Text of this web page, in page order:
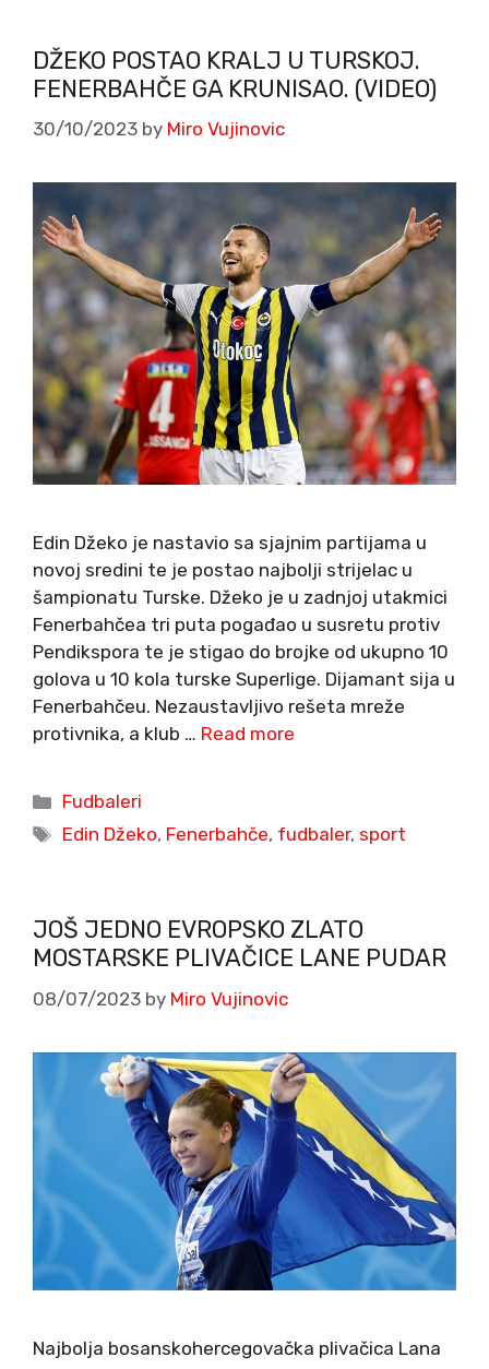
DŽEKO POSTAO KRALJ U TURSKOJ.
FENERBAHČE GA KRUNISAO. (VIDEO)
30/10/2023 by Miro Vujinovic
Edin Džeko je nastavio sa sjajnim partijama u
novoj sredini te je postao najbolji strijelac u
šampionatu Turske. Džeko je u zadnjoj utakmici
Fenerbahčea tri puta pogađao u susretu protiv
Pendikspora te je stigao do brojke od ukupno 10
golova u 10 kola turske Superlige. Dijamant sija u
Fenerbahčeu. Nezaustavljivo rešeta mreže
protivnika, a klub … Read more
Categories
Fudbaleri
Tags
Edin Džeko, Fenerbahče, fudbaler, sport
JOŠ JEDNO EVROPSKO ZLATO
MOSTARSKE PLIVAČICE LANE PUDAR
08/07/2023 by Miro Vujinovic
Najbolja bosanskohercegovačka plivačica Lana